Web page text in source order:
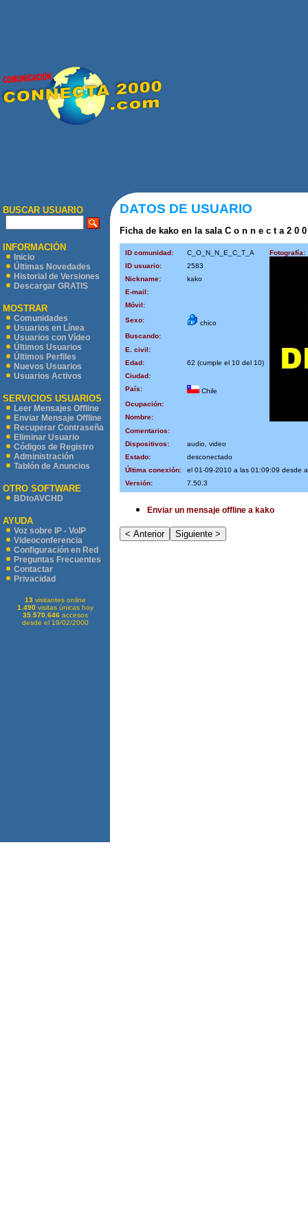
BUSCAR USUARIO
INFORMACIÓN
Inicio
Últimas Novedades
Historial de Versiones
Descargar GRATIS
MOSTRAR
Comunidades
Usuarios en Línea
Usuarios con Vídeo
Últimos Usuarios
Últimos Perfiles
Nuevos Usuarios
Usuarios Activos
SERVICIOS USUARIOS
Leer Mensajes Offline
Enviar Mensaje Offline
Recuperar Contraseña
Eliminar Usuario
Códigos de Registro
Administración
Tablón de Anuncios
OTRO SOFTWARE
BDtoAVCHD
AYUDA
Voz sobre IP - VoIP
Videoconferencia
Configuración en Red
Preguntas Frecuentes
Contactar
Privacidad
13 visitantes online
1.490visitas únicas hoy
35.570.646accesos
desde el 19/02/2000
DATOS DE USUARIO
Ficha de kako en la sala C o n n e c t a 2 0
ID comunidad: C_O_N_N_E_C_T_A
Fotografía:
ID usuario:
2583
Nickname:
kako
E-mail:
Móvil:
Sexo:
chico
Buscando:
E. civil:
Edad:
62 (cumple el 10 del 10)
Ciudad:
País:
Chile
Ocupación:
Nombre:
Comentarios:
Dispositivos:
audio, video
Estado:
desconectado
Última conexión:
el 01-09-2010 a las 01:09:09 desde
Versión:
7.50.3
Enviar un mensaje offline a kako